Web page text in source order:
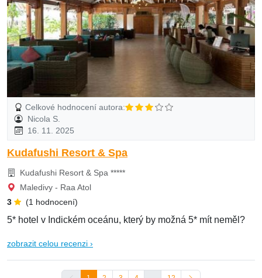
Celkové hodnocení autora:
Nicola S.
16. 11. 2025
Kudafushi Resort & Spa
Kudafushi Resort & Spa *****
Maledivy - Raa Atol
3
(1 hodnocení)
5* hotel v Indickém oceánu, který by možná 5* mít neměl?
zobrazit celou recenzi ›